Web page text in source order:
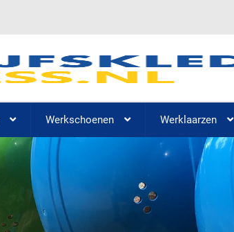
Werkschoenen Werklaarzen